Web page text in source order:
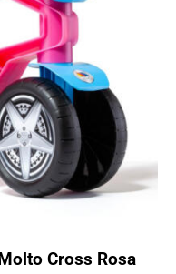
Cross Rosa